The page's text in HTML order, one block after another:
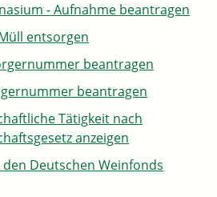
- Aufnahme beantragen
entsorgen
beantragen
beantragen
Tätigkeit nach
anzeigen
Deutschen Weinfonds